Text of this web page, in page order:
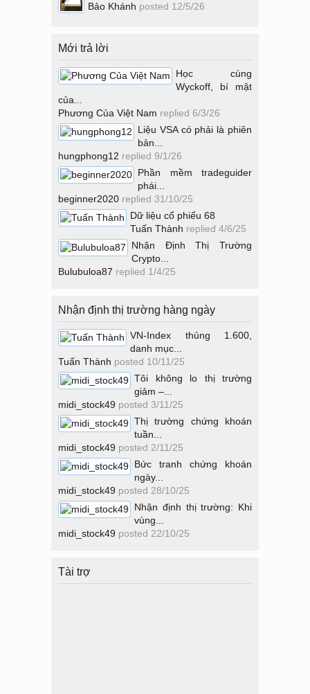
Bảo Khánh posted 12/5/26
Mới trả lời
Học cùng
Wyckoff, bí mật
của...
Phương Của Việt Nam replied 6/3/26
Liệu VSA có phải là phiên
bản...
hungphong12 replied 9/1/26
Phần mềm tradeguider
phái...
beginner2020 replied 31/10/25
Dữ liệu cổ phiếu 68
Tuấn Thành replied 4/6/25
Nhận Định Thị Trường
Crypto...
Bulubuloa87 replied 1/4/25
Nhận định thị trường hàng ngày
VN-Index thủng 1.600,
danh mục...
Tuấn Thành posted 10/11/25
Tôi không lo thị trường
giảm –...
midi_stock49 posted 3/11/25
Thị trường chứng khoán
tuần...
midi_stock49 posted 2/11/25
Bức tranh chứng khoán
ngày...
midi_stock49 posted 28/10/25
Nhận định thị trường: Khi
vùng...
midi_stock49 posted 22/10/25
Tài trợ